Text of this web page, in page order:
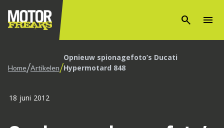
search menu
Home/Artikelen/Opnieuw spionagefoto’s Ducati
Hypermotard 848
18 juni 2012